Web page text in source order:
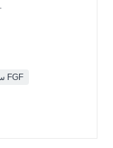
سعر طابعة ثلاثية الأبعاد صناعية كبيرة الحجم بتقنية FGF